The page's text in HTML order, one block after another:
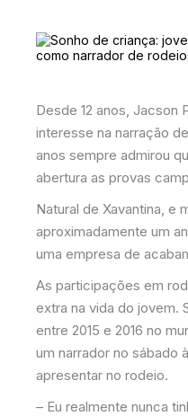
Desde 12 anos, Jacson
interesse na narração
anos sempre admirou
abertura as provas
Natural de Xavantina, e
aproximadamente um
uma empresa de
As participações em
extra na vida do jovem.
entre 2015 e 2016 no
um narrador no sábado
apresentar no rodeio.
– Eu realmente nunca